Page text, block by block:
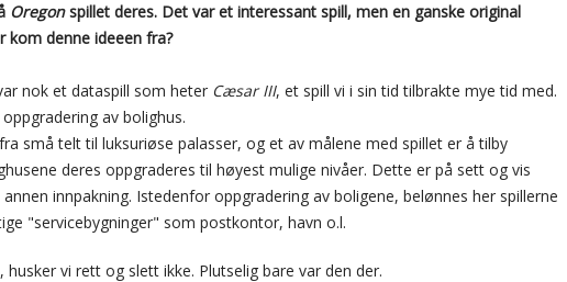
Oregonspillet deres. Det var et interessant spill, men en ganske original
kom denne ideeen fra?
nok et dataspill som heter Cæsar III, et spill vi i sin tid tilbrakte mye tid med.
av bolighus.
små telt til luksuriøse palasser, og et av målene med spillet er å tilby
deres oppgraderes til høyest mulige nivåer. Dette er på sett og vis
innpakning. Istedenfor oppgradering av boligene, belønnes her spillerne
"servicebygninger" som postkontor, havn o.l.
vi rett og slett ikke. Plutselig bare var den der.